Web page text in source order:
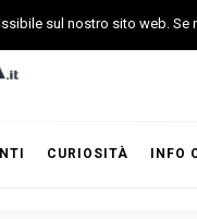
CURIOSITÀ INFO
sul nostro sito web.